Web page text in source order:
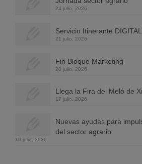
24 julio, 2026
Servicio Itinerante
21 julio, 2026
Fin Bloque Marketing
20 julio, 2026
Llega la Fira del Meló de
17 julio, 2026
Nuevas ayudas para
del sector agrario
10 julio, 2026